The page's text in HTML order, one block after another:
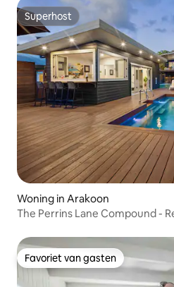
Superhost
Superhost
Woning in Arakoon
The Perrins Lane Compound -
Favoriet van gasten
Favoriet van gasten